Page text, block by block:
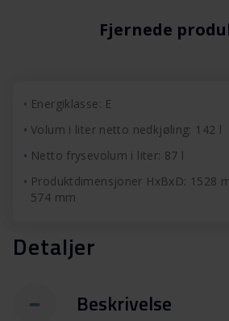
Fjernede
Energiklasse: E
Volum i liter netto nedkjøling: 142 l
Netto frysevolum i liter: 87 l
Produktdimensjoner HxBxD: 1528
574 mm
Detaljer
Beskrivelse